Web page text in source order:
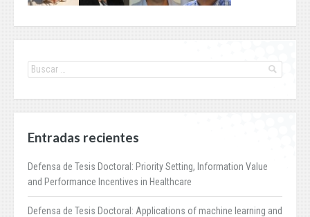
Entradas recientes
Defensa de Tesis Doctoral: Priority Setting, Information Value
and Performance Incentives in Healthcare
Defensa de Tesis Doctoral: Applications of machine learning and